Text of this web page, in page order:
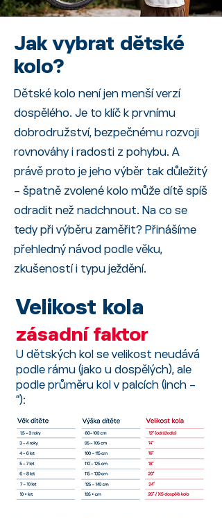
Jak vybrat dětské
kolo?
Dětské kolo není jen menší verzí
dospělého. Je to klíč k prvnímu
dobrodružství, bezpečnému rozvoji
rovnováhy i radosti z pohybu. A
právě proto je jeho výběr tak důležitý
– špatně zvolené kolo může dítě spíš
odradit než nadchnout. Na co se
tedy při výběru zaměřit? Přinášíme
přehledný návod podle věku,
zkušeností i typu ježdění.
Velikost kola
zásadní faktor
U dětských kol se velikost neudává
podle rámu (jako u dospělých), ale
podle průměru kol v palcích (inch –
“):